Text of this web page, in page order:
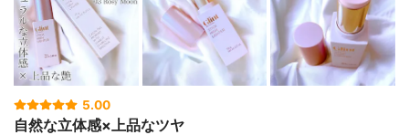
5.00
自然な立体感×上品なツヤ